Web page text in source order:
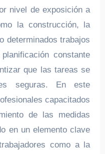
nivel de exposición a
la construcción, la
determinados trabajos
constante
que las tareas se
seguras. En este
capacitados
de las medidas
en un elemento clave
como a la